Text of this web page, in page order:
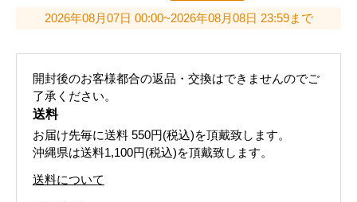
2026年08月07日 00:00~2026年08月08日 23:59まで
開封後のお客様都合の返品・交換はできませんのでご
了承ください。
送料
お届け先毎に送料 550円(税込)を頂戴致します。
沖縄県は送料1,100円(税込)を頂戴致します。
送料について